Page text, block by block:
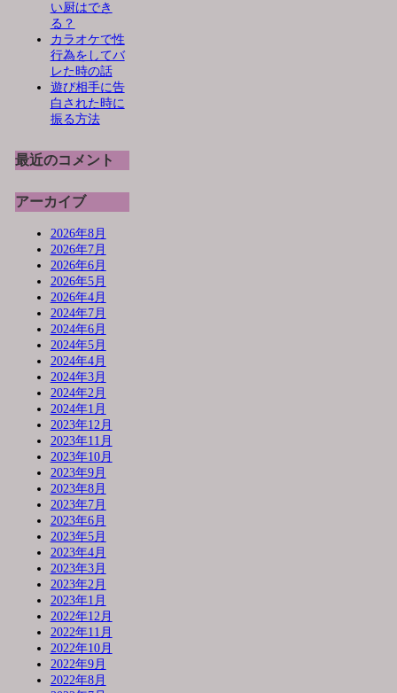
い厨はでき
る？
カラオケで性
行為をしてバ
レた時の話
遊び相手に告
白された時に
振る方法
最近のコメント
アーカイブ
2026年8月
2026年7月
2026年6月
2026年5月
2026年4月
2024年7月
2024年6月
2024年5月
2024年4月
2024年3月
2024年2月
2024年1月
2023年12月
2023年11月
2023年10月
2023年9月
2023年8月
2023年7月
2023年6月
2023年5月
2023年4月
2023年3月
2023年2月
2023年1月
2022年12月
2022年11月
2022年10月
2022年9月
2022年8月